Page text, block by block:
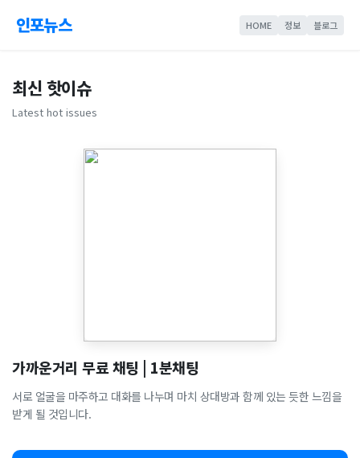
인포뉴스 HOME 정보 블로그
최신 핫이슈
Latest hot issues
가까운거리 무료 채팅 | 1분채팅
서로 얼굴을 마주하고 대화를 나누며 마치 상대방과 함께 있는 듯한 느낌을
받게 될 것입니다.